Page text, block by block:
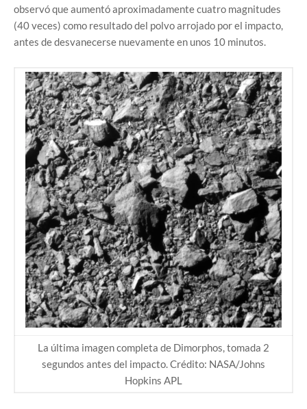
observó que aumentó aproximadamente cuatro magnitudes
(40 veces) como resultado del polvo arrojado por el impacto,
antes de desvanecerse nuevamente en unos 10 minutos.
La última imagen completa de Dimorphos, tomada 2
segundos antes del impacto. Crédito: NASA/Johns
Hopkins APL